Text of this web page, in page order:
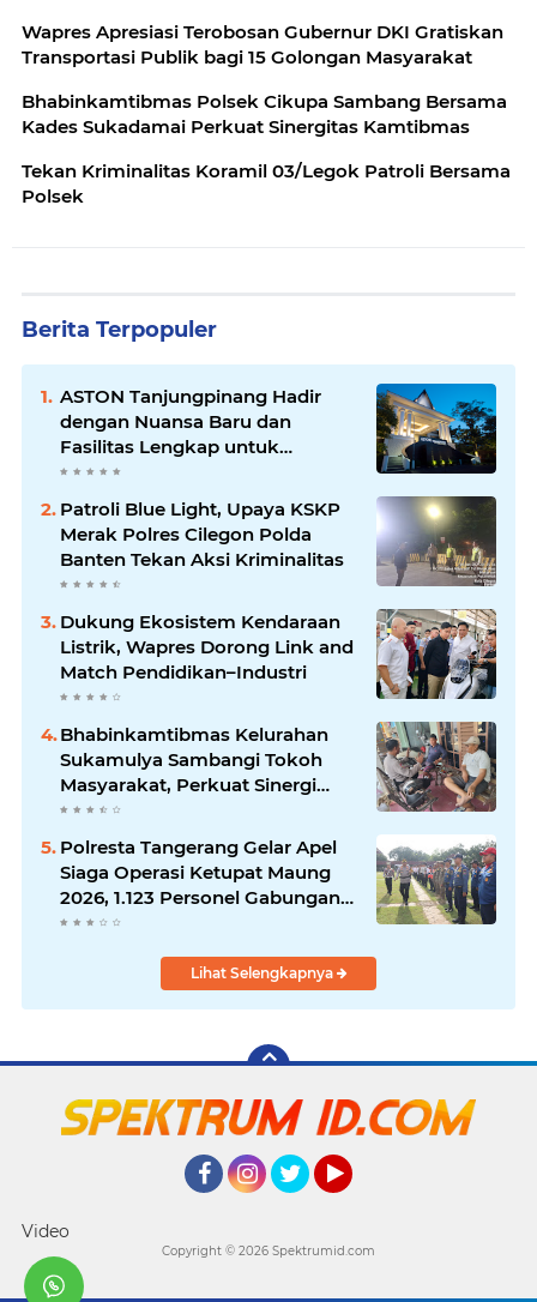
Wapres Apresiasi Terobosan Gubernur DKI Gratiskan
Transportasi Publik bagi 15 Golongan Masyarakat
Bhabinkamtibmas Polsek Cikupa Sambang Bersama
Kades Sukadamai Perkuat Sinergitas Kamtibmas
Tekan Kriminalitas Koramil 03/Legok Patroli Bersama
Polsek
Berita Terpopuler
ASTON Tanjungpinang Hadir
dengan Nuansa Baru dan
Fasilitas Lengkap untuk
Kenyamanan Tamu
Patroli Blue Light, Upaya KSKP
Merak Polres Cilegon Polda
Banten Tekan Aksi Kriminalitas
Dukung Ekosistem Kendaraan
Listrik, Wapres Dorong Link and
Match Pendidikan–Industri
Bhabinkamtibmas Kelurahan
Sukamulya Sambangi Tokoh
Masyarakat, Perkuat Sinergi
Jaga Kamtibmas
Polresta Tangerang Gelar Apel
Siaga Operasi Ketupat Maung
2026, 1.123 Personel Gabungan
Diterjunkan
Lihat Selengkapnya
Video
Copyright © 2026 Spektrumid.com